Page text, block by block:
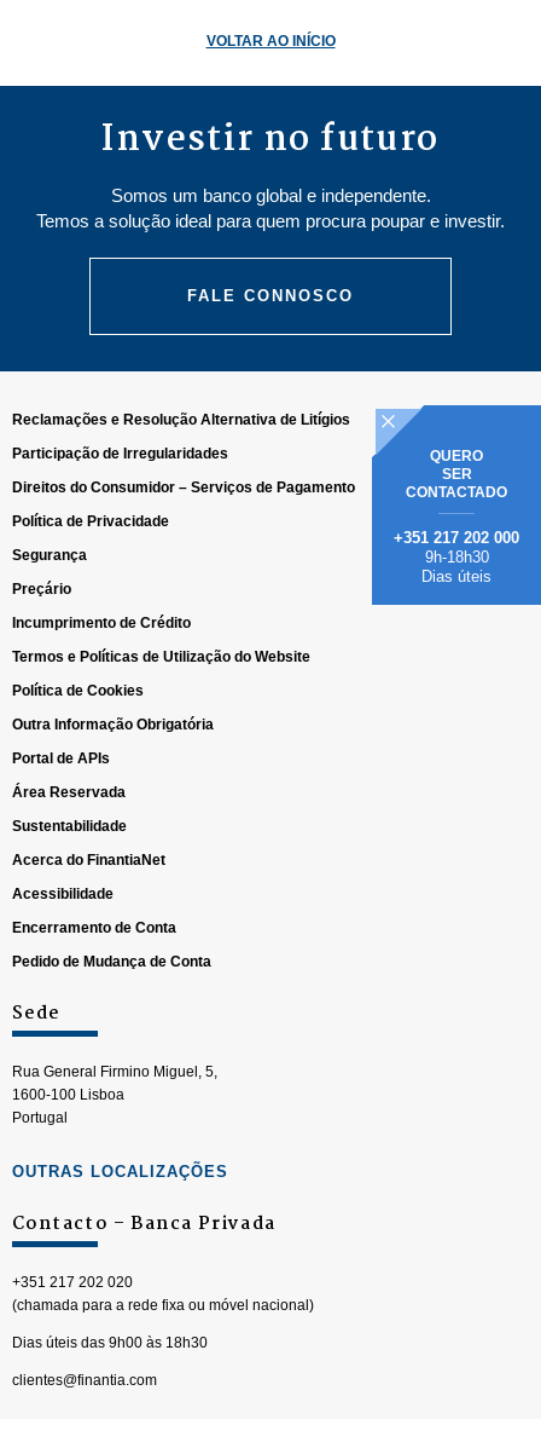
VOLTAR AO INÍCIO
Investir no futuro
Somos um banco global e independente.
Temos a solução ideal para quem procura poupar e investir.
FALE CONNOSCO
QUERO
SER
CONTACTADO
+351 217 202 000
9h-18h30
Dias úteis
Reclamações e Resolução Alternativa de Litígios
Participação de Irregularidades
Direitos do Consumidor – Serviços de Pagamento
Política de Privacidade
Segurança
Preçário
Incumprimento de Crédito
Termos e Políticas de Utilização do Website
Política de Cookies
Outra Informação Obrigatória
Portal de APIs
Área Reservada
Sustentabilidade
Acerca do FinantiaNet
Acessibilidade
Encerramento de Conta
Pedido de Mudança de Conta
Sede
Rua General Firmino Miguel, 5,
1600-100 Lisboa
Portugal
OUTRAS LOCALIZAÇÕES
Contacto – Banca Privada
+351 217 202 020
(chamada para a rede fixa ou móvel nacional)
Dias úteis das 9h00 às 18h30
clientes@finantia.com